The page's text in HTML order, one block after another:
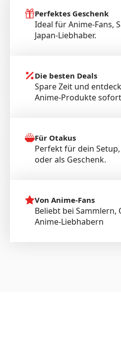
Perfektes Geschenk
Ideal für Anime-Fans,
Japan-Liebhaber.
Die besten Deals
Spare Zeit und
Anime-Produkte
Für Otakus
Perfekt für dein
oder als Geschenk.
Von Anime-Fans
Beliebt bei Sammlern,
Anime-Liebhabern